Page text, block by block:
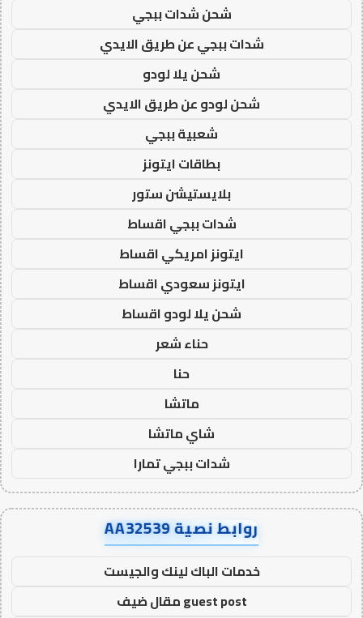
شحن شدات ببجي
شدات ببجي عن طريق الايدي
شحن يلا لودو
شحن لودو عن طريق الايدي
شعبية ببجي
بطاقات ايتونز
بلايستيشن ستور
شدات ببجي اقساط
ايتونز امريكي اقساط
ايتونز سعودي اقساط
شحن يلا لودو اقساط
حناء شعر
حنا
ماتشا
شاي ماتشا
شدات ببجي تمارا
روابط نصية AA32539
خدمات الباك لينك والجيست
guest post مقال ضيف